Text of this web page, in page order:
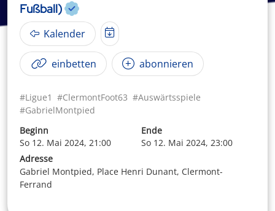
Fußball)
Kalender
einbetten abonnieren
#Ligue1 #ClermontFoot63 #Auswärtsspiele
#GabrielMontpied
Beginn
So 12. Mai 2024, 21:00
Ende
So 12. Mai 2024, 23:00
Adresse
Gabriel Montpied, Place Henri Dunant, Clermont-
Ferrand